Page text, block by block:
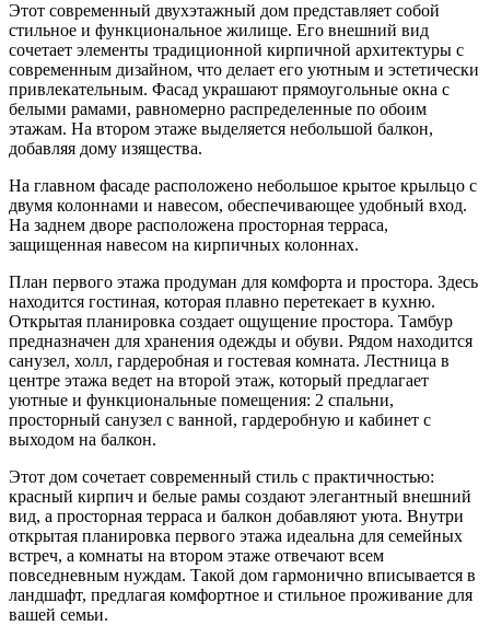
Этот современный двухэтажный дом представляет собой
стильное и функциональное жилище. Его внешний вид
сочетает элементы традиционной кирпичной архитектуры с
современным дизайном, что делает его уютным и эстетически
привлекательным. Фасад украшают прямоугольные окна с
белыми рамами, равномерно распределенные по обоим
этажам. На втором этаже выделяется небольшой балкон,
добавляя дому изящества.
На главном фасаде расположено небольшое крытое крыльцо с
двумя колоннами и навесом, обеспечивающее удобный вход.
На заднем дворе расположена просторная терраса,
защищенная навесом на кирпичных колоннах.
План первого этажа продуман для комфорта и простора. Здесь
находится гостиная, которая плавно перетекает в кухню.
Открытая планировка создает ощущение простора. Тамбур
предназначен для хранения одежды и обуви. Рядом находится
санузел, холл, гардеробная и гостевая комната. Лестница в
центре этажа ведет на второй этаж, который предлагает
уютные и функциональные помещения: 2 спальни,
просторный санузел с ванной, гардеробную и кабинет с
выходом на балкон.
Этот дом сочетает современный стиль с практичностью:
красный кирпич и белые рамы создают элегантный внешний
вид, а просторная терраса и балкон добавляют уюта. Внутри
открытая планировка первого этажа идеальна для семейных
встреч, а комнаты на втором этаже отвечают всем
повседневным нуждам. Такой дом гармонично вписывается в
ландшафт, предлагая комфортное и стильное проживание для
вашей семьи.